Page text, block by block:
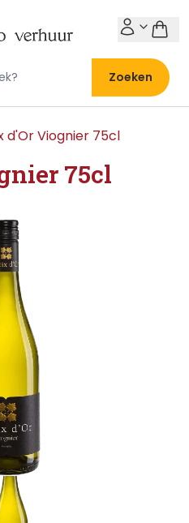
Zoeken
d'Or Viognier 75cl
75cl